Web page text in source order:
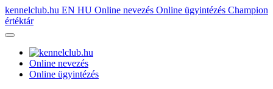
kennelclub.hu EN HU Online nevezés Online ügyintézés Champion
értéktár
Online nevezés
Online ügyintézés